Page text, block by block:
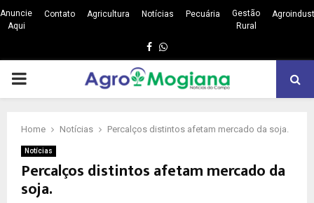
Anuncie
Aqui
Contato Agricultura Notícias Pecuária
Gestão
Rural
Facebook
Whatsapp
PRIMARY
Home Notícias Percalços distintos afetam mercado da soja.
Notícias
Percalços distintos afetam mercado da
soja.